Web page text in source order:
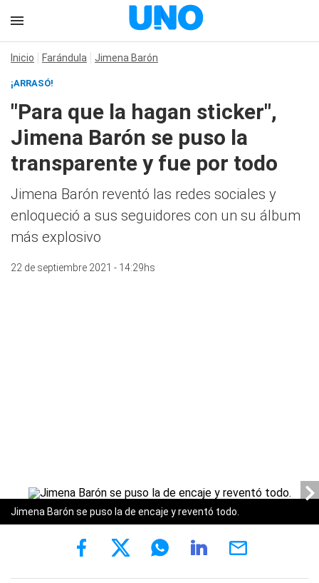
Inicio Farándula Jimena Barón
¡ARRASÓ!
"Para que la hagan sticker",
Jimena Barón se puso la
transparente y fue por todo
Jimena Barón reventó las redes sociales y
enloqueció a sus seguidores con un su álbum
más explosivo
22 de septiembre 2021 - 14:29hs
Jimena Barón se puso la de encaje y reventó todo.